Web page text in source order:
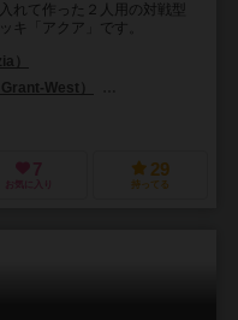
れて作った２人用の対戦型
キ「アクア」です。
）
West）
7
お気に入り
29
持ってる